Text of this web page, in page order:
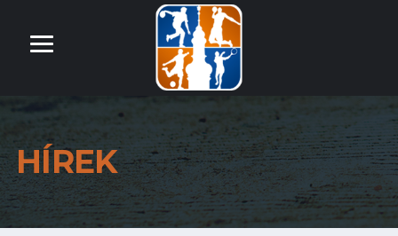
HÍREK